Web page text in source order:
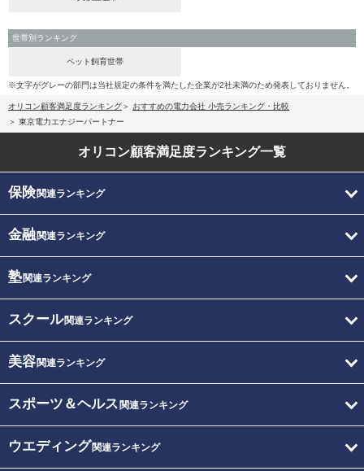
世帯別ランキング
ペット飼育世帯
※文字がグレーの部門は当社規定の条件を満たした企業が2社未満のため発表しておりません。
オリコン顧客満足度ランキング
おすすめの電力会社 小売ランキング・比較
東京電力エナジーパートナー
オリコン顧客満足度ランキング一覧
保険関連ランキング
金融関連ランキング
塾関連ランキング
スクール関連ランキング
美容関連ランキング
スポーツ＆ヘルス 関連ランキング
ウエディング関連ランキング